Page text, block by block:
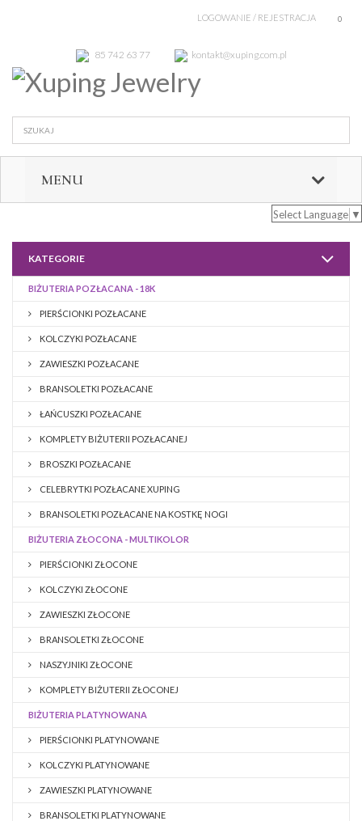
0
LOGOWANIE / REJESTRACJA
85 742 63 77 kontakt@xuping.com.pl
MENU
Select Language ▼
KATEGORIE
BIŻUTERIA POZŁACANA - 18K
PIERŚCIONKI POZŁACANE
KOLCZYKI POZŁACANE
ZAWIESZKI POZŁACANE
BRANSOLETKI POZŁACANE
ŁAŃCUSZKI POZŁACANE
KOMPLETY BIŻUTERII POZŁACANEJ
BROSZKI POZŁACANE
CELEBRYTKI POZŁACANE XUPING
BRANSOLETKI POZŁACANE NA KOSTKĘ NOGI
BIŻUTERIA ZŁOCONA - MULTIKOLOR
PIERŚCIONKI ZŁOCONE
KOLCZYKI ZŁOCONE
ZAWIESZKI ZŁOCONE
BRANSOLETKI ZŁOCONE
NASZYJNIKI ZŁOCONE
KOMPLETY BIŻUTERII ZŁOCONEJ
BIŻUTERIA PLATYNOWANA
PIERŚCIONKI PLATYNOWANE
KOLCZYKI PLATYNOWANE
ZAWIESZKI PLATYNOWANE
BRANSOLETKI PLATYNOWANE